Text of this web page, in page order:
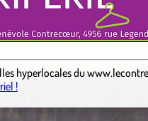
hyperlocalesdu
!